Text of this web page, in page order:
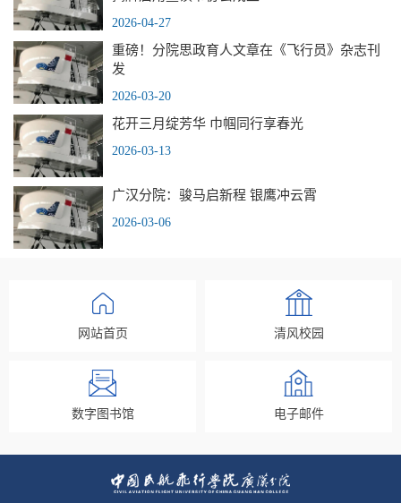
2026-04-27
重磅！分院思政育人文章在《飞行员》杂志刊
发
2026-03-20
花开三月绽芳华 巾帼同行享春光
2026-03-13
广汉分院：骏马启新程 银鹰冲云霄
2026-03-06
网站首页 清风校园
数字图书馆 电子邮件